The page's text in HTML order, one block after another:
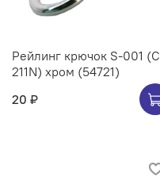
Рейлинг крючок S-001 (C
211N) хром (54721)
20 ₽